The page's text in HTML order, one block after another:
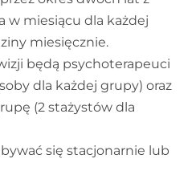
w miesiącu dla każdej
miesięcznie.
będą psychoterapeuci
dla każdej grupy) oraz
(2 stażystów dla
się stacjonarnie lub